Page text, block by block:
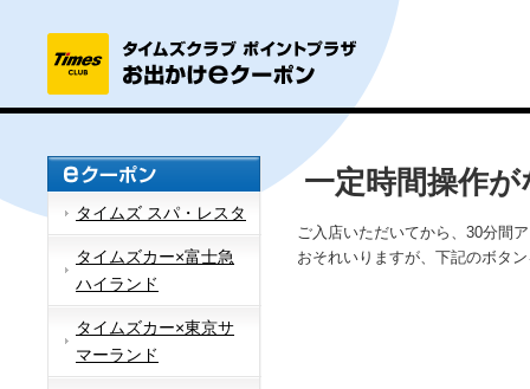
タイムズ スパ・レスタ
タイムズカー×富士急
ハイランド
タイムズカー×東京サ
マーランド
一定時間操作
ご入店いただいてから、30分間
おそれいりますが、下記のボタ